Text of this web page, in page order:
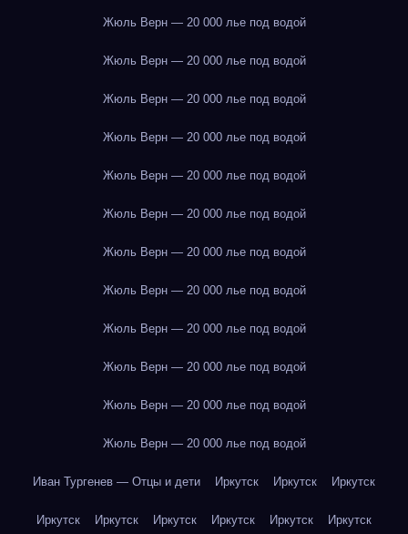
Жюль Верн — 20 000 лье под водой
Жюль Верн — 20 000 лье под водой
Жюль Верн — 20 000 лье под водой
Жюль Верн — 20 000 лье под водой
Жюль Верн — 20 000 лье под водой
Жюль Верн — 20 000 лье под водой
Жюль Верн — 20 000 лье под водой
Жюль Верн — 20 000 лье под водой
Жюль Верн — 20 000 лье под водой
Жюль Верн — 20 000 лье под водой
Жюль Верн — 20 000 лье под водой
Жюль Верн — 20 000 лье под водой
Иван Тургенев — Отцы и дети Иркутск Иркутск Иркутск
Иркутск Иркутск Иркутск Иркутск Иркутск Иркутск